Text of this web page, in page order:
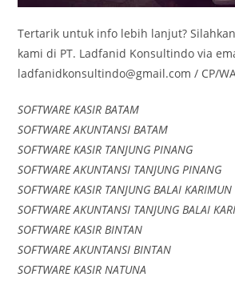
Tertarik untuk info lebih lanjut?
kami di PT. Ladfanid Konsultindo via
ladfanidkonsultindo@gmail.com / CP/
SOFTWARE KASIR BATAM
SOFTWARE AKUNTANSI BATAM
SOFTWARE KASIR TANJUNG PINANG
SOFTWARE AKUNTANSI TANJUNG PINANG
SOFTWARE KASIR TANJUNG BALAI KARIMUN
SOFTWARE AKUNTANSI TANJUNG BALAI
SOFTWARE KASIR BINTAN
SOFTWARE AKUNTANSI BINTAN
SOFTWARE KASIR NATUNA